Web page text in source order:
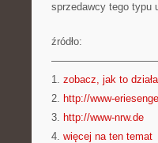
sprzedawcy tego typu
źródło:
1. zobacz, jak to działa
2. http://www-
3. http://www-nrw.de
4. więcej na ten temat